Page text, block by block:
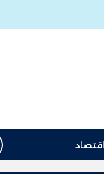
اقتصاد